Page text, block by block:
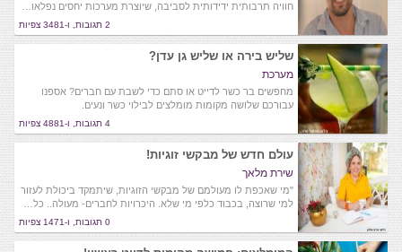
חוויה תרבותית ידידותית לסביבה, שיוצרת מערכות יחסים נפלאו…
2 תגובות, ו-3481 צפיות
שליש בירה או שליש גן עדן?
מערכת
מחפשים בר כשר לדייט או סתם כדי לשבת עם חברים? אספנו
עבורכם שלושה מקומות מומלצים לבילוי כשר ונעים.
4 תגובות, ו-4881 צפיות
עולם חדש של מבקשי זוגיות!
שירת מלאך
"מי שאכפת לו מעולמם של מבקשי הזוגיות, שיתמקד ביכולת לעזור
למי שרוצה, בכבוד כלפי מי שלא. היכרויות לחברים- מעולה.. כל…
0 תגובות, ו-1471 צפיות